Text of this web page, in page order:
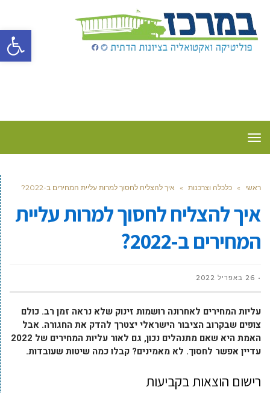
פתח
תפריט
ראשי » כלכלה וצרכנות » איך להצליח לחסוך למרות עליית המחירים ב-2022?
איך להצליח לחסוך למרות עליית
המחירים ב-2022?
26 באפריל 2022
עליות המחירים לאחרונה רושמות זינוק שלא נראה זמן רב. כולם
צופים שבקרוב הציבור הישראלי יצטרך להדק את החגורה. אבל
האמת היא שאם מתנהלים נכון, גם לאור עליות המחירים של 2022
עדיין אפשר לחסוך. לא מאמינים? קבלו כמה שיטות שעובדות.
רישום הוצאות בקביעות